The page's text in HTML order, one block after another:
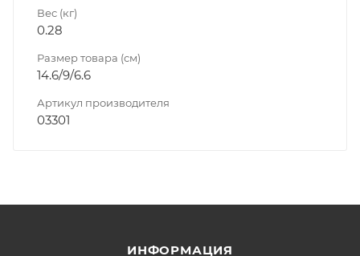
Вес (кг)
0.28
Размер товара (см)
14.6/9/6.6
Артикул производителя
03301
ИНФОРМАЦИЯ